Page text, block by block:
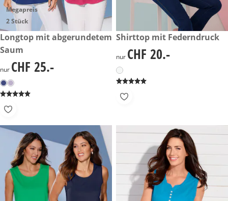
Megapreis
2 Stück
CHF 25.-
Longtop mit abgerundetem
Saum
CHF 25.-
nur CHF 25.-
CHF 20.-
Shirttop mit Federndruck
CHF 20.-
nur CHF 20.-